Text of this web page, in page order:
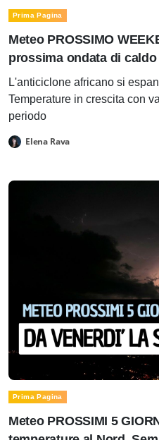
Prima Pagina
Meteo PROSSIMO
prossima ondata di caldo
L'anticiclone africano si
Temperature in crescita con
periodo
Elena Rava
Prima Pagina
Meteo PROSSIMI 5